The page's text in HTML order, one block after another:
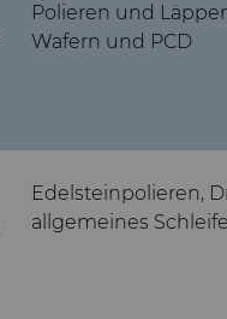
Polieren und
Wafern und PCD
Edelsteinpolieren,
allgemeines